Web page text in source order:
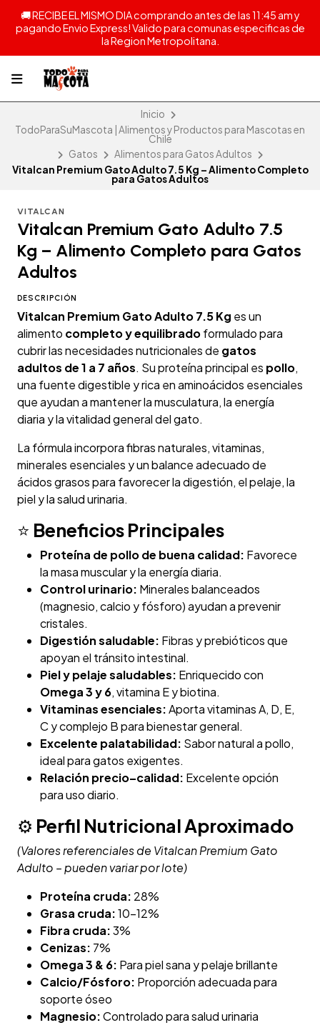
🚚 RECIBE EL MISMO DIA comprando antes de las 11:45 am y
pagando Envio Express! Valido para comunas especificas de
la Region Metropolitana.
Inicio
TodoParaSuMascota | Alimentos y Productos para Mascotas en
Chile
Gatos
Alimentos para Gatos Adultos
Vitalcan Premium Gato Adulto 7.5 Kg – Alimento Completo
para Gatos Adultos
VITALCAN
Vitalcan Premium Gato Adulto 7.5
Kg – Alimento Completo para Gatos
Adultos
DESCRIPCIÓN
Vitalcan Premium Gato Adulto 7.5 Kg es un
alimento completo y equilibradoformulado para
cubrir las necesidades nutricionales de gatos
adultos de 1 a 7 años. Su proteína principal es pollo,
una fuente digestible y rica en aminoácidos esenciales
que ayudan a mantener la musculatura, la energía
diaria y la vitalidad general del gato.
La fórmula incorpora fibras naturales, vitaminas,
minerales esenciales y un balance adecuado de
ácidos grasos para favorecer la digestión, el pelaje, la
piel y la salud urinaria.
⭐ Beneficios Principales
Proteína de pollo de buena calidad: Favorece
la masa muscular y la energía diaria.
Control urinario: Minerales balanceados
(magnesio, calcio y fósforo) ayudan a prevenir
cristales.
Digestión saludable: Fibras y prebióticos que
apoyan el tránsito intestinal.
Piel y pelaje saludables: Enriquecido con
Omega 3 y 6, vitamina E y biotina.
Vitaminas esenciales:Aporta vitaminas A, D, E,
C y complejo B para bienestar general.
Excelente palatabilidad: Sabor natural a pollo,
ideal para gatos exigentes.
Relación precio–calidad: Excelente opción
para uso diario.
⚙️ Perfil Nutricional Aproximado
(Valores referenciales de Vitalcan Premium Gato
Adulto – pueden variar por lote)
Proteína cruda: 28%
Grasa cruda:10–12%
Fibra cruda:3%
Cenizas: 7%
Omega 3 & 6: Para piel sana y pelaje brillante
Calcio/Fósforo: Proporción adecuada para
soporte óseo
Magnesio:Controlado para salud urinaria